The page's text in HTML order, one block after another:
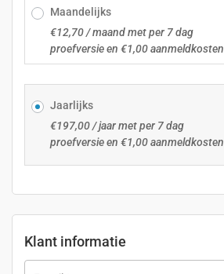
Maandelijks
€12,70/ maand met per 7 dag
proefversie en €1,00aanmeldkosten
Jaarlijks
€197,00/ jaar met per 7 dag
proefversie en €1,00aanmeldkosten
Klant informatie